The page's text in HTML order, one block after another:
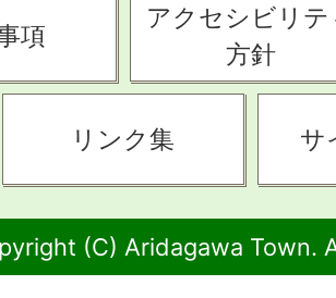
項
アクセシビリテ
方針
リンク集 サ
(C) Aridagawa Town.